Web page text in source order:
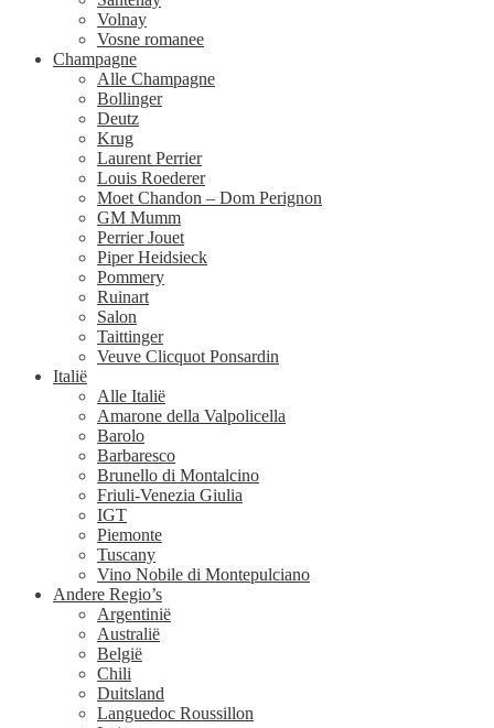
Volnay
Vosne romanee
Champagne
Alle Champagne
Bollinger
Deutz
Krug
Laurent Perrier
Louis Roederer
Moet Chandon – Dom Perignon
GM Mumm
Perrier Jouet
Piper Heidsieck
Pommery
Ruinart
Salon
Taittinger
Veuve Clicquot Ponsardin
Italië
Alle Italië
Amarone della Valpolicella
Barolo
Barbaresco
Brunello di Montalcino
Friuli-Venezia Giulia
IGT
Piemonte
Tuscany
Vino Nobile di Montepulciano
Andere Regio’s
Argentinië
Australië
België
Chili
Duitsland
Languedoc Roussillon